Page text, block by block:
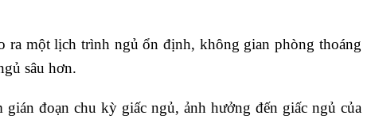
ra một lịch trình ngủ ổn định, không gian phòng thoáng
sâu hơn.
gián đoạn chu kỳ giấc ngủ, ảnh hưởng đến giấc ngủ của